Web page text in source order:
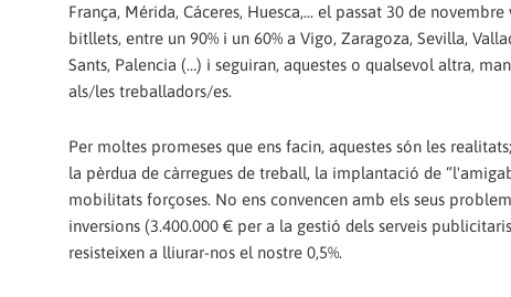
França, Mérida, Cáceres, Huesca,... el passat 30 de
bitllets, entre un 90% i un 60% a Vigo, Zaragoza, Sevilla,
Sants, Palencia (…) i seguiran, aquestes o qualsevol altra,
als/les treballadors/es.
Per moltes promeses que ens facin, aquestes són les
la pèrdua de càrregues de treball, la implantació de
mobilitats forçoses. No ens convencen amb els seus
inversions (3.400.000 € per a la gestió dels serveis
resisteixen a lliurar-nos el nostre 0,5%.